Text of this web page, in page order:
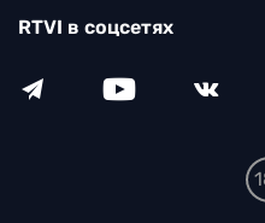
RTVI в соцсетях